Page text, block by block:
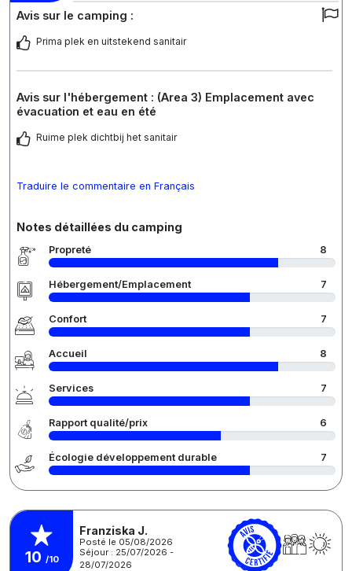
Avis sur le camping :
Prima plek en uitstekend sanitair
Avis sur l'hébergement : (Area 3) Emplacement avec
évacuation et eau en été
Ruime plek dichtbij het sanitair
Traduire le commentaire en Français
Notes détaillées du camping
Propreté 8
Hébergement/Emplacement 7
Confort 7
Accueil 8
Services 7
Rapport qualité/prix 6
Écologie développement durable 7
10 /10
Franziska J.
Posté le 05/08/2026
Séjour : 25/07/2026 -
28/07/2026